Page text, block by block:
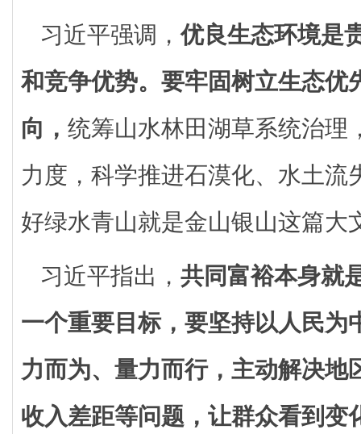
习近平强调，优良生态环境是
和竞争优势。 要牢固树立生态优
向， 统筹山水林田湖草系统治理
力度，科学推进石漠化、水土流
好绿水青山就是金山银山这篇大
习近平指出， 共同富裕本身就
一个重要目标，要坚持以人民为
力而为、量力而行，主动解决地
收入差距等问题，让群众看到变